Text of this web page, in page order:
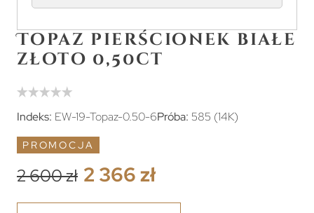
Topaz pierścionek białe
złoto 0,50ct
Indeks: EW-19-Topaz-0.50-6Próba: 585 (14K)
PROMOCJA
2 600 zł 2 366 zł